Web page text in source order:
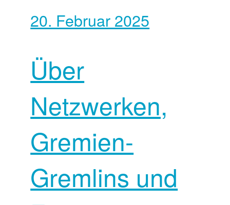
20. Februar 2025
Über
Netzwerken,
Gremien-
Gremlins und